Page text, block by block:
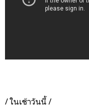
/ ในเช้าวันนี้ /